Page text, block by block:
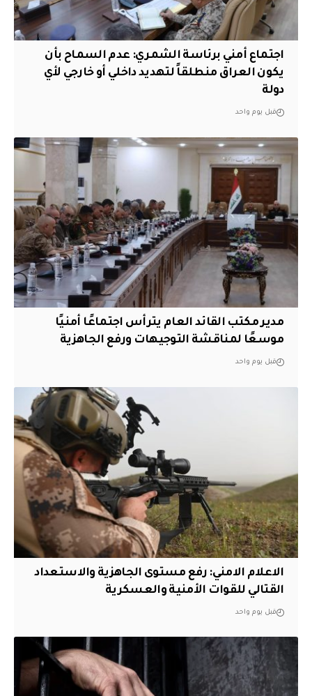
اجتماع أمني برئاسة الشمري: عدم السماح بأن
يكون العراق منطلقاً لتهديد داخلي أو خارجي لأي
دولة
قبل يوم واحد
مدير مكتب القائد العام يترأس اجتماعًا أمنيًا
موسعًا لمناقشة التوجيهات ورفع الجاهزية
قبل يوم واحد
الاعلام الامني: رفع مستوى الجاهزية والاستعداد
القتالي للقوات الأمنية والعسكرية
قبل يوم واحد